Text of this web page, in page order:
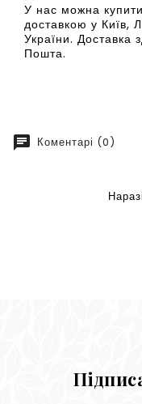
У нас можна купити
доставкою у Київ,
України. Доставка
Пошта.
chat Коментарі (0)